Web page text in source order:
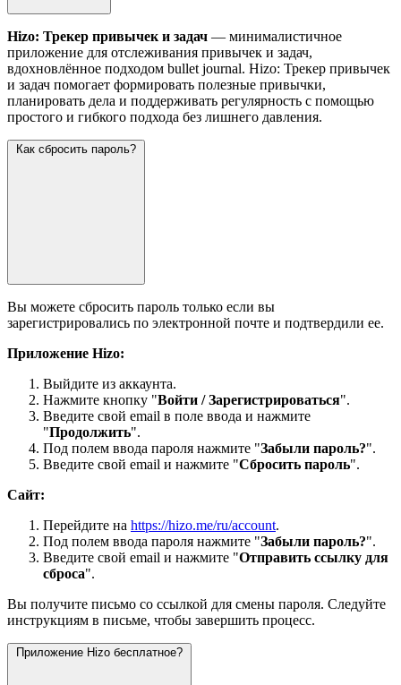
Hizo: Трекер привычек и задач — минималистичное
приложение для отслеживания привычек и задач,
вдохновлённое подходом bullet journal. Hizo: Трекер привычек
и задач помогает формировать полезные привычки,
планировать дела и поддерживать регулярность с помощью
простого и гибкого подхода без лишнего давления.
Как сбросить пароль?
Вы можете сбросить пароль только если вы
зарегистрировались по электронной почте и подтвердили ее.
Приложение Hizo:
Выйдите из аккаунта.
Нажмите кнопку "Войти / Зарегистрироваться".
Введите свой email в поле ввода и нажмите
"Продолжить".
Под полем ввода пароля нажмите "Забыли пароль?".
Введите свой email и нажмите "Сбросить пароль".
Сайт:
Перейдите на https://hizo.me/ru/account.
Под полем ввода пароля нажмите "Забыли пароль?".
Введите свой email и нажмите "Отправить ссылку для
сброса".
Вы получите письмо со ссылкой для смены пароля. Следуйте
инструкциям в письме, чтобы завершить процесс.
Приложение Hizo бесплатное?